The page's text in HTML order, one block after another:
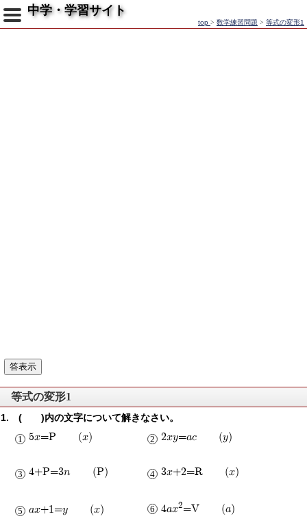
中学・学習サイト
top > 数学練習問題 > 等式の変形1
等式の変形1
1. ( )内の文字について解きなさい。
5x=P (x) 2xy=ac (y)
4+P=3n (P) 3x+2=R (x)
ax+1=y (x) 4ax2=V (a)